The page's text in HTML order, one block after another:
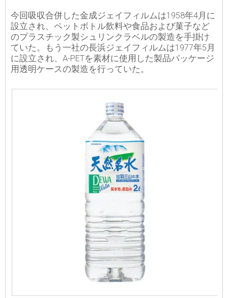
今回吸収合併した金成ジェイフィルムは1958年4月に
設立され、ペットボトル飲料や食品および菓子など
のプラスチック製シュリンクラベルの製造を手掛け
ていた。もう一社の長浜ジェイフィルムは1977年5月
に設立され、A-PETを素材に使用した製品パッケージ
用透明ケースの製造を行っていた。